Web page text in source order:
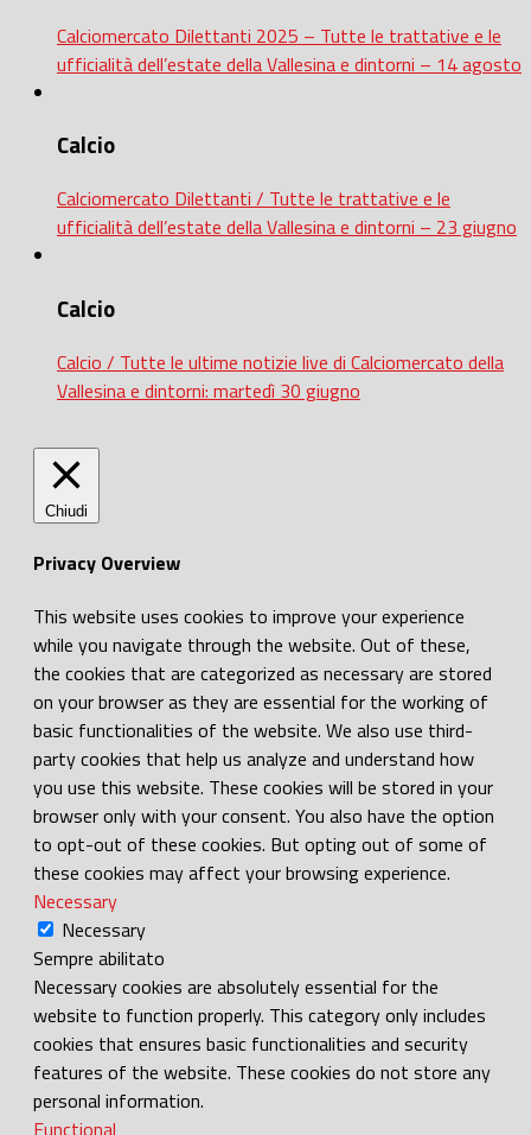
Calciomercato Dilettanti 2025 – Tutte le trattative e le
ufficialità dell’estate della Vallesina e dintorni – 14 agosto
Calcio
Calciomercato Dilettanti / Tutte le trattative e le
ufficialità dell’estate della Vallesina e dintorni – 23 giugno
Calcio
Calcio / Tutte le ultime notizie live di Calciomercato della
Vallesina e dintorni: martedì 30 giugno
Chiudi
Privacy Overview
This website uses cookies to improve your experience
while you navigate through the website. Out of these,
the cookies that are categorized as necessary are stored
on your browser as they are essential for the working of
basic functionalities of the website. We also use third-
party cookies that help us analyze and understand how
you use this website. These cookies will be stored in your
browser only with your consent. You also have the option
to opt-out of these cookies. But opting out of some of
these cookies may affect your browsing experience.
Necessary
Necessary
Sempre abilitato
Necessary cookies are absolutely essential for the
website to function properly. This category only includes
cookies that ensures basic functionalities and security
features of the website. These cookies do not store any
personal information.
Functional